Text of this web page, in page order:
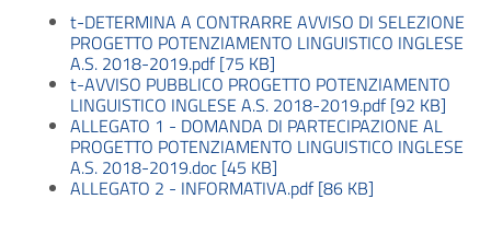
t-DETERMINA A CONTRARRE AVVISO DI SELEZIONE
PROGETTO POTENZIAMENTO LINGUISTICO INGLESE
A.S. 2018-2019.pdf [75 KB]
t-AVVISO PUBBLICO PROGETTO POTENZIAMENTO
LINGUISTICO INGLESE A.S. 2018-2019.pdf [92 KB]
ALLEGATO 1 - DOMANDA DI PARTECIPAZIONE AL
PROGETTO POTENZIAMENTO LINGUISTICO INGLESE
A.S. 2018-2019.doc [45 KB]
ALLEGATO 2 - INFORMATIVA.pdf [86 KB]